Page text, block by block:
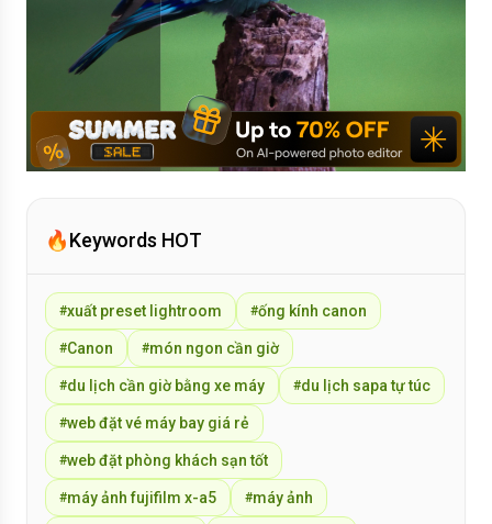
🔥Keywords HOT
#xuất preset lightroom #ống kính canon
#Canon #món ngon cần giờ
#du lịch cần giờ bằng xe máy #du lịch sapa tự túc
#web đặt vé máy bay giá rẻ
#web đặt phòng khách sạn tốt
#máy ảnh fujifilm x-a5 #máy ảnh